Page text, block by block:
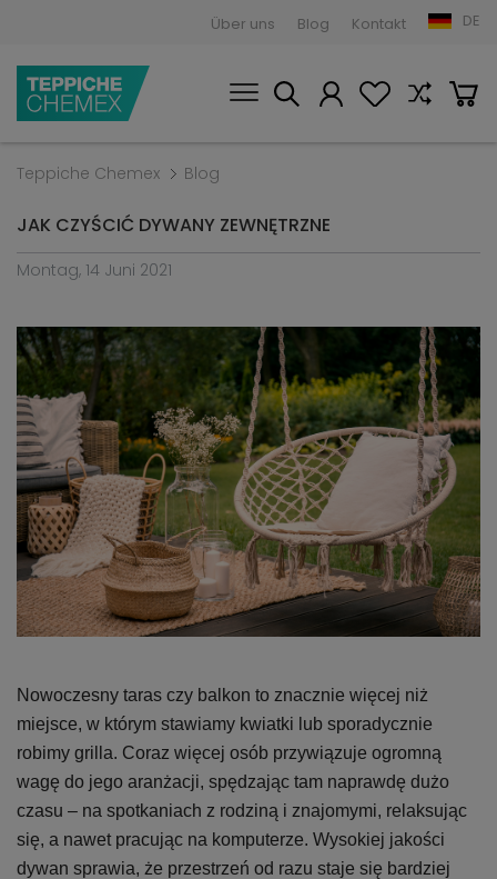
Über uns Blog Kontakt DE
Teppiche Chemex Blog
JAK CZYŚCIĆ DYWANY ZEWNĘTRZNE
Montag, 14 Juni 2021
Nowoczesny taras czy balkon to znacznie więcej niż
miejsce, w którym stawiamy kwiatki lub sporadycznie
robimy grilla. Coraz więcej osób przywiązuje ogromną
wagę do jego aranżacji, spędzając tam naprawdę dużo
czasu – na spotkaniach z rodziną i znajomymi, relaksując
się, a nawet pracując na komputerze. Wysokiej jakości
dywan sprawia, że przestrzeń od razu staje się bardziej